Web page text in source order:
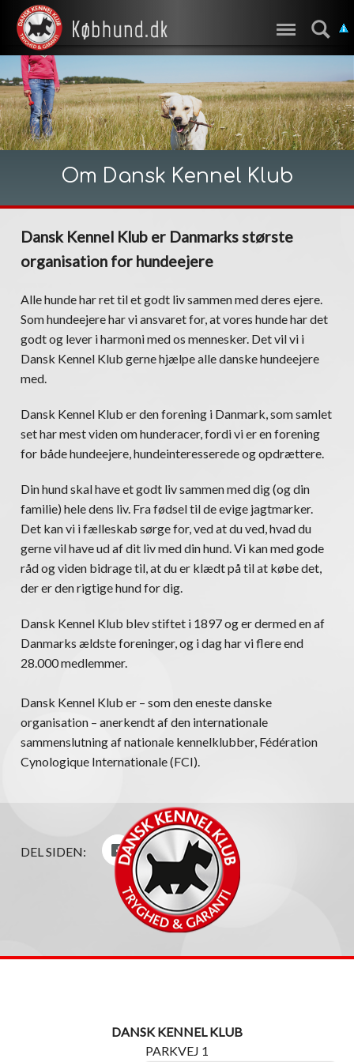
Om Dansk Kennel Klub
Dansk Kennel Klub er Danmarks største
organisation for hundeejere
Alle hunde har ret til et godt liv sammen med deres ejere.
Som hundeejere har vi ansvaret for, at vores hunde har det
godt og lever i harmoni med os mennesker. Det vil vi i
Dansk Kennel Klub gerne hjælpe alle danske hundeejere
med.
Dansk Kennel Klub er den forening i Danmark, som samlet
set har mest viden om hunderacer, fordi vi er en forening
for både hundeejere, hundeinteresserede og opdrættere.
Din hund skal have et godt liv sammen med dig (og din
familie) hele dens liv. Fra fødsel til de evige jagtmarker.
Det kan vi i fælleskab sørge for, ved at du ved, hvad du
gerne vil have ud af dit liv med din hund. Vi kan med gode
råd og viden bidrage til, at du er klædt på til at købe det,
der er den rigtige hund for dig.
Dansk Kennel Klub blev stiftet i 1897 og er dermed en af
Danmarks ældste foreninger, og i dag har vi flere end
28.000 medlemmer.
Dansk Kennel Klub er – som den eneste danske
organisation – anerkendt af den internationale
sammenslutning af nationale kennelklubber, Fédération
Cynologique Internationale (FCI).
DEL SIDEN:
DANSK KENNEL KLUB
PARKVEJ 1